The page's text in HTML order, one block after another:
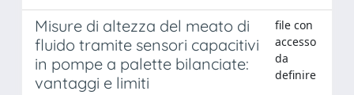
Misure di altezza del meato di
fluido tramite sensori capacitivi
in pompe a palette bilanciate:
vantaggi e limiti
file con
accesso
da
definire